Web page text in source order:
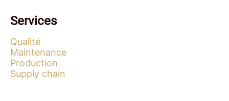
Services
Qualité
Maintenance
Production
Supply chain